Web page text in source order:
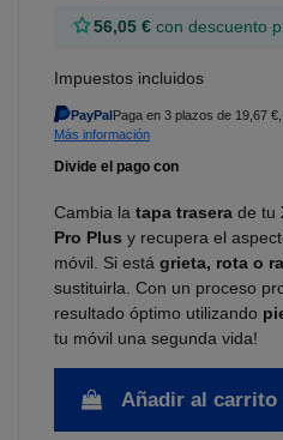
56,05 € con descuento
Impuestos incluidos
PayPalPaga en 3 plazos de 19,67
Más información
Cambia la tapa trasera de tu
Pro Plus y recupera el
móvil. Si está grieta, rota o
sustituirla. Con un proceso
resultado óptimo utilizando
tu móvil una segunda vida!
Añadir al carrito